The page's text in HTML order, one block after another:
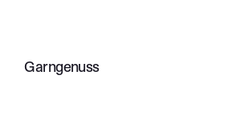
Garngenuss